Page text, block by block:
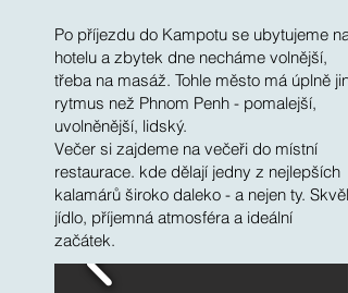
Po příjezdu do Kampotu se ubytujeme na
hotelu a zbytek dne necháme volnější,
třeba na masáž. Tohle město má úplně jiný
rytmus než Phnom Penh - pomalejší,
uvolněnější, lidský.
Večer si zajdeme na večeři do místní
restaurace. kde dělají jedny z nejlepších
kalamárů široko daleko - a nejen ty. Skvělé
jídlo, příjemná atmosféra a ideální
začátek.